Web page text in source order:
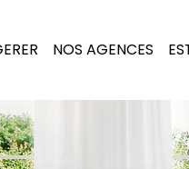
NOS AGENCES